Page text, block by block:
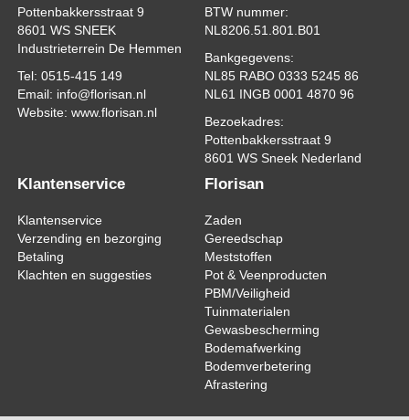
Pottenbakkersstraat 9
8601 WS SNEEK
Industrieterrein De Hemmen
Tel: 0515-415 149
Email: info@florisan.nl
Website: www.florisan.nl
BTW nummer:
NL8206.51.801.B01
Bankgegevens:
NL85 RABO 0333 5245 86
NL61 INGB 0001 4870 96
Bezoekadres:
Pottenbakkersstraat 9
8601 WS Sneek Nederland
Klantenservice
Klantenservice
Verzending en bezorging
Betaling
Klachten en suggesties
Florisan
Zaden
Gereedschap
Meststoffen
Pot & Veenproducten
PBM/Veiligheid
Tuinmaterialen
Gewasbescherming
Bodemafwerking
Bodemverbetering
Afrastering